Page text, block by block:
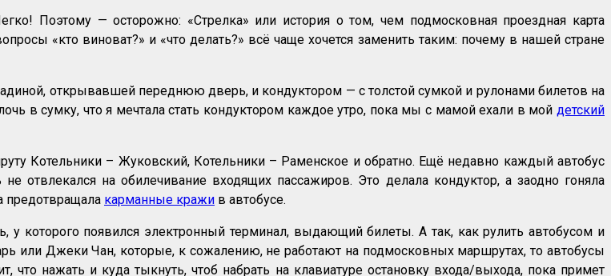
Поэтому — осторожно: «Стрелка» или история о том, чем подмосковная проездная карта
«кто виноват?» и «что делать?» всё чаще хочется заменить таким: почему в нашей стране
открывавшей переднюю дверь, и кондуктором — с толстой сумкой и рулонами билетов на
в сумку, что я мечтала стать кондуктором каждое утро, пока мы с мамой ехали в мой детский
Котельники – Жуковский, Котельники – Раменское и обратно. Ещё недавно каждый автобус
отвлекался на обилечивание входящих пассажиров. Это делала кондуктор, а заодно гоняла
предотвращала карманные кражи в автобусе.
у которого появился электронный терминал, выдающий билеты. А так, как рулить автобусом и
или Джеки Чан, которые, к сожалению, не работают на подмосковных маршрутах, то автобусы
что нажать и куда тыкнуть, чтоб набрать на клавиатуре остановку входа/выхода, пока примет